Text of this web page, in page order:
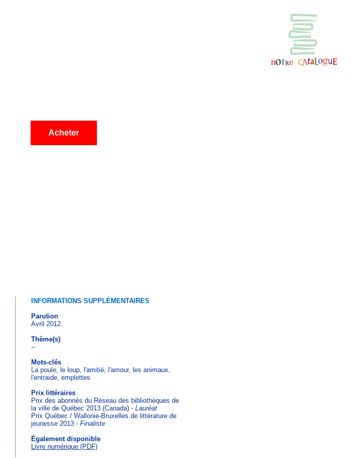
Acheter
INFORMATIONS SUPPLÉMENTAIRES
Parution
Avril 2012
Thème(s)
--
Mots-clés
La poule, le loup, l'amitié, l'amour, les animaux,
l'entraide, emplettes
Prix littéraires
Prix des abonnés du Réseau des bibliothèques de
la ville de Québec 2013 (Canada) - Lauréat
Prix Québec / Wallonie-Bruxelles de littérature de
jeunesse 2013 - Finaliste
Également disponible
Livre numérique (PDF)